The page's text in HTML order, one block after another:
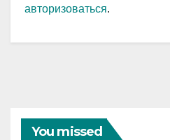
авторизоваться.
You missed